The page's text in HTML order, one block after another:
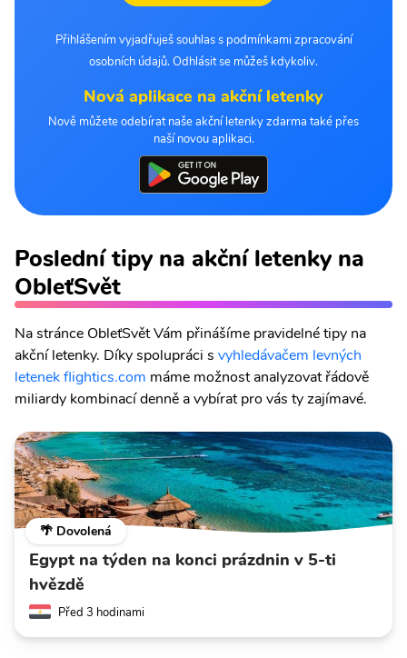
Přihlášením vyjadřuješ souhlas s podmínkami zpracování
osobních údajů. Odhlásit se můžeš kdykoliv.
Nová aplikace na akční letenky
Nově můžete odebírat naše akční letenky zdarma také přes
naší novou aplikaci.
Poslední tipy na akční letenky na
ObleťSvět
Na stránce ObleťSvět Vám přinášíme pravidelné tipy na
akční letenky. Díky spolupráci s vyhledávačem levných
letenek flightics.com máme možnost analyzovat řádově
miliardy kombinací denně a vybírat pro vás ty zajímavé.
🌴 Dovolená
Egypt na týden na konci prázdnin v 5-ti
hvězdě
Před 3 hodinami